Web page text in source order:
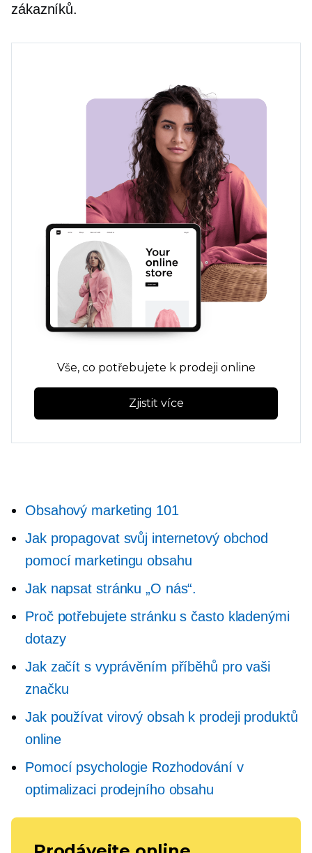
zákazníků.
Vše, co potřebujete k prodeji online
Zjistit více
Obsahový marketing 101
Jak propagovat svůj internetový obchod
pomocí marketingu obsahu
Jak napsat stránku „O nás“.
Proč potřebujete stránku s často kladenými
dotazy
Jak začít s vyprávěním příběhů pro vaši
značku
Jak používat virový obsah k prodeji produktů
online
Pomocí psychologie Rozhodování v
optimalizaci prodejního obsahu